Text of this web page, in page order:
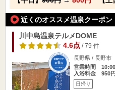
近くのオススメ温泉クーポン
川中島温泉テルメDOME
4.6点/ 79 件
長野県 / 長野市
営業時間
入浴料金 950
日帰り